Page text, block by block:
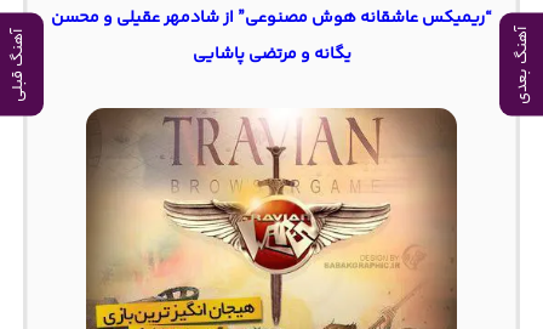
آهنگ بعدی آهنگ قبلی
“ریمیکس عاشقانه هوش مصنوعی” از شادمهر عقیلی و محسن
یگانه و مرتضی پاشایی